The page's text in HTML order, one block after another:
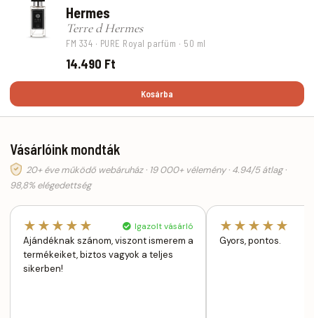
Hermes
Terre d Hermes
FM 334 · PURE Royal parfüm · 50 ml
14.490 Ft
Kosárba
Vásárlóink mondták
20+ éve működő webáruház · 19 000+ vélemény · 4.94/5 átlag ·
98,8% elégedettség
★★★★★ Igazolt vásárló
Ajándéknak szánom, viszont ismerem a
termékeiket, biztos vagyok a teljes
sikerben!
★★★★★
Gyors, pontos.